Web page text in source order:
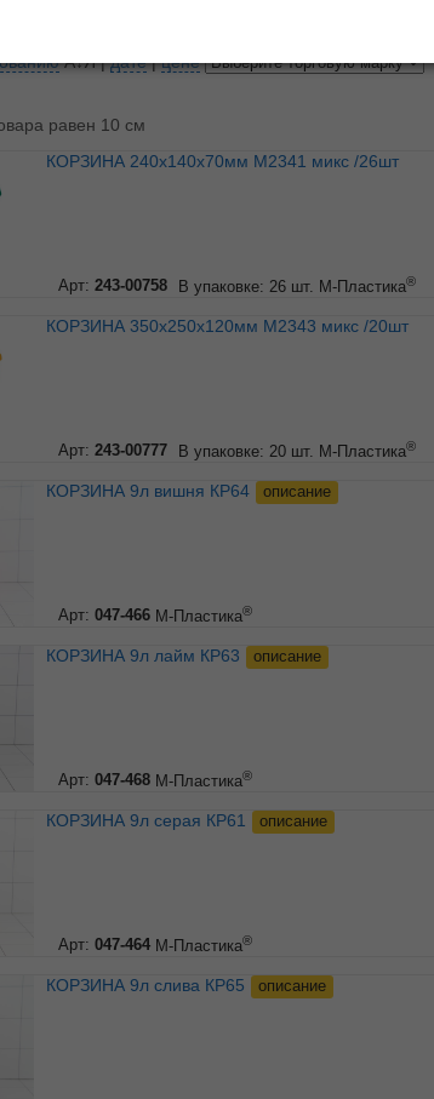
А↓Я|дате|цене
равен 10 см
КОРЗИНА 240х140х70мм М2341 микс /26шт
Арт: 243-00758 В упаковке: 26 шт. М-Пластика®
КОРЗИНА 350х250х120мм М2343 микс /20шт
Арт: 243-00777 В упаковке: 20 шт. М-Пластика®
КОРЗИНА 9л вишня КР64 описание
Арт: 047-466 М-Пластика®
КОРЗИНА 9л лайм КР63 описание
Арт: 047-468 М-Пластика®
КОРЗИНА 9л серая КР61 описание
Арт: 047-464 М-Пластика®
КОРЗИНА 9л слива КР65 описание